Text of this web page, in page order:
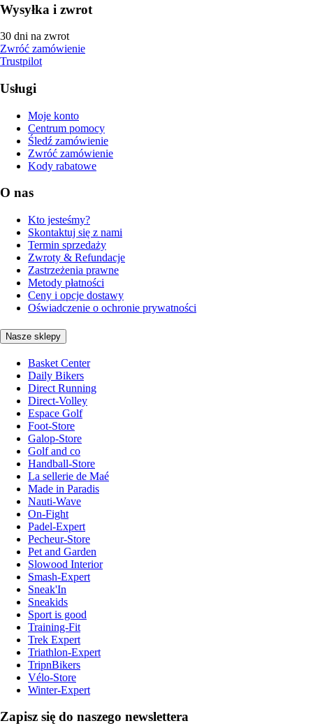
Wysyłka i zwrot
30 dni na zwrot
Zwróć zamówienie
Trustpilot
Usługi
Moje konto
Centrum pomocy
Śledź zamówienie
Zwróć zamówienie
Kody rabatowe
O nas
Kto jesteśmy?
Skontaktuj się z nami
Termin sprzedaży
Zwroty & Refundacje
Zastrzeżenia prawne
Metody płatności
Ceny i opcje dostawy
Oświadczenie o ochronie prywatności
Nasze sklepy
Basket Center
Daily Bikers
Direct Running
Direct-Volley
Espace Golf
Foot-Store
Galop-Store
Golf and co
Handball-Store
La sellerie de Maé
Made in Paradis
Nauti-Wave
On-Fight
Padel-Expert
Pecheur-Store
Pet and Garden
Slowood Interior
Smash-Expert
Sneak'In
Sneakids
Sport is good
Training-Fit
Trek Expert
Triathlon-Expert
TripnBikers
Vélo-Store
Winter-Expert
Zapisz się do naszego newslettera